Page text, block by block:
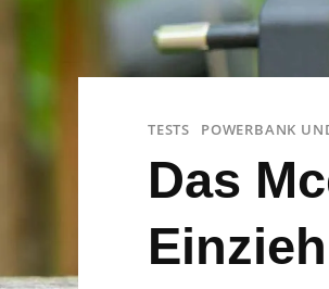
TESTS POWERBANK
Das